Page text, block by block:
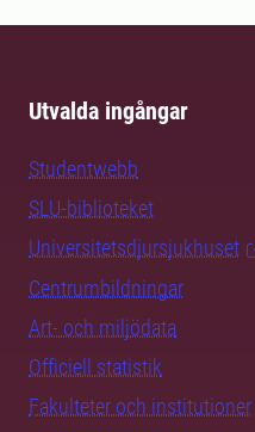
Utvalda ingångar
Studentwebb
SLU-biblioteket
Universitetsdjursjukhuset
Centrumbildningar
Art- och miljödata
Officiell statistik
Fakulteter och institutioner